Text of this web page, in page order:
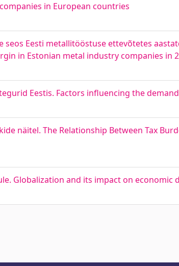
in European countries
seos Eesti metallitööstuse ettevõtetes
in Estonian metal industry companies in
Eestis. Factors influencing the
näitel. The Relationship Between Tax
Globalization and its impact on economic